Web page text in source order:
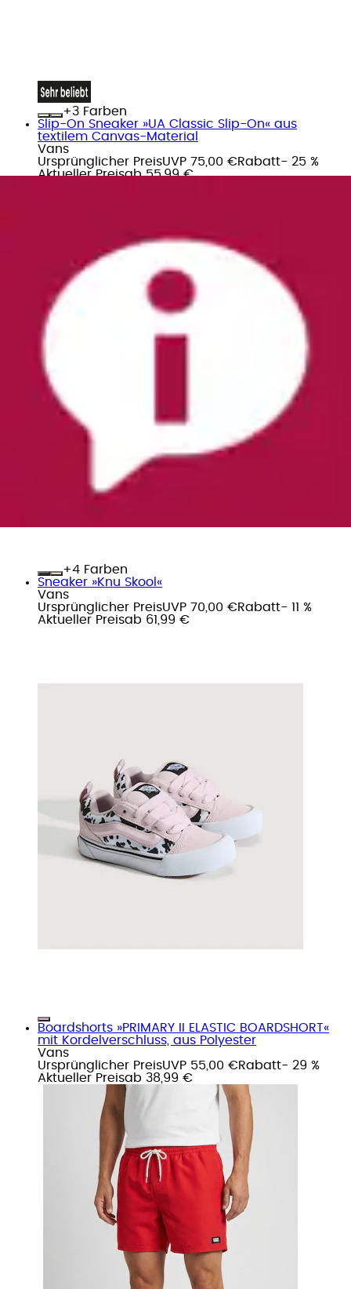
+
Farben
Slip-On Sneaker »UA Classic Slip-On« aus
textilem Canvas-Material
Vans
Ursprünglicher PreisUVP 75,00 €Rabatt- 25 %
Aktueller Preisab55,99 €
+
Farben
Sneaker »Knu Skool«
Vans
Ursprünglicher PreisUVP 70,00 €Rabatt- 11 %
Aktueller Preisab 61,99 €
Boardshorts »PRIMARY II ELASTIC BOARDSHORT«
mit Kordelverschluss, aus Polyester
Vans
Ursprünglicher PreisUVP 55,00 €Rabatt- 29 %
Aktueller Preisab 38,99 €